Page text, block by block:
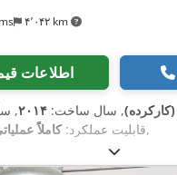
۴٬۰۴۲ km
اطلاعات
, سال ساخت: ۲۰۱۴,
, قابلیت عملکرد:کاملاً ,